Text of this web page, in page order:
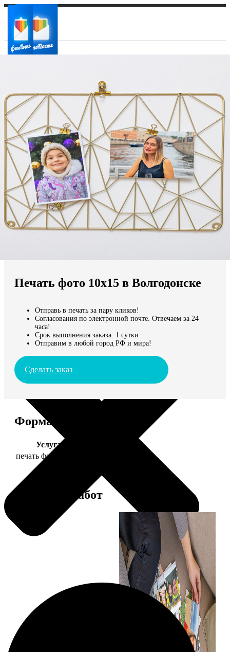
Ваш город:
Ваш регион доставки
Выберите из списка:
Мы доставляем по всему миру
Продолжить без города
Печать фото 10х15 в Волгодонске
Отправь в печать за пару кликов!
Согласования по электронной почте. Отвечаем за 24
часа!
Срок выполнения заказа: 1 сутки
Отправим в любой город РФ и мира!
Сделать заказ
Форматы и цены
Услуга
печать фото 10х15
Примеры работ